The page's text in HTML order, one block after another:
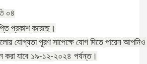
০৪
প্রকাশ করেছে।
যোগ্যতা পূরণ সাপেক্ষে যোগ দিতে পারেন
করা যাবে ১৯-১২-২০২৪ পর্যন্ত।